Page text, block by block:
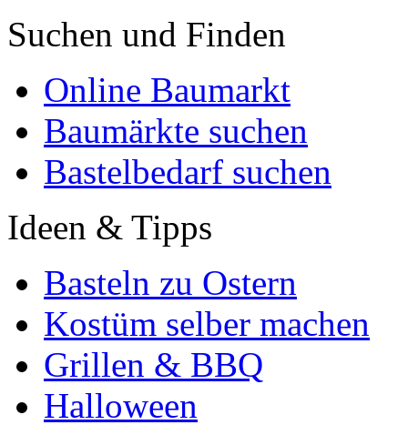
Suchen und Finden
Online Baumarkt
Baumärkte suchen
Bastelbedarf suchen
Ideen & Tipps
Basteln zu Ostern
Kostüm selber machen
Grillen & BBQ
Halloween